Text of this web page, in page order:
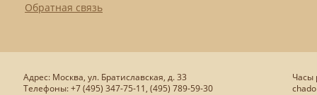
Обратная связь
Адрес: Москва, ул. Братиславская, д. 33
Телефоны: +7 (495) 347-75-11, (495) 789-59-30
Часы